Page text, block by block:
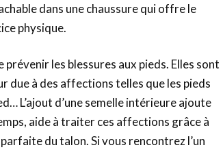
dans une chaussure qui offre le
physique.
les blessures aux pieds. Elles sont
due à des affections telles que les pieds
L’ajout d’une semelle intérieure ajoute
aide à traiter ces affections grâce à
du talon. Si vous rencontrez l’un